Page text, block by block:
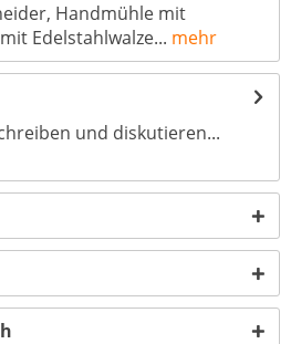
Handmühle mit
Edelstahlwalze... mehr
und diskutieren...